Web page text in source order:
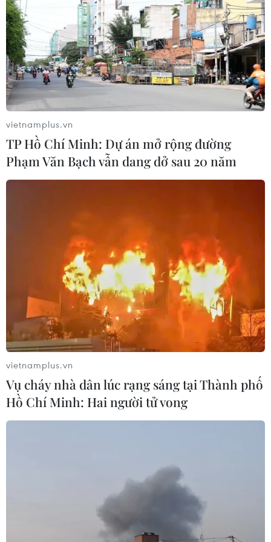
TIN LIÊN QUAN
Có dấu hiệu dịch qua đỉnh, chứng khoán
châu Á khởi sắc phiên chiều 5/5
05/05/2020 11:26
Các nhà đầu tư vẫn tỏ ra thận trọng trước nỗi lo về đợt
bùng phát dịch thứ hai và quá trình phục hồi lâu dài
sau tác động kinh tế sâu sắc của dịch COVID-19.
vietnamplus.vn
TP Hồ Chí Minh: Dự án mở rộng đường
Phạm Văn Bạch vẫn dang dở sau 20 năm
vietnamplus.vn
Vụ cháy nhà dân lúc rạng sáng tại Thành phố
Hồ Chí Minh: Hai người tử vong